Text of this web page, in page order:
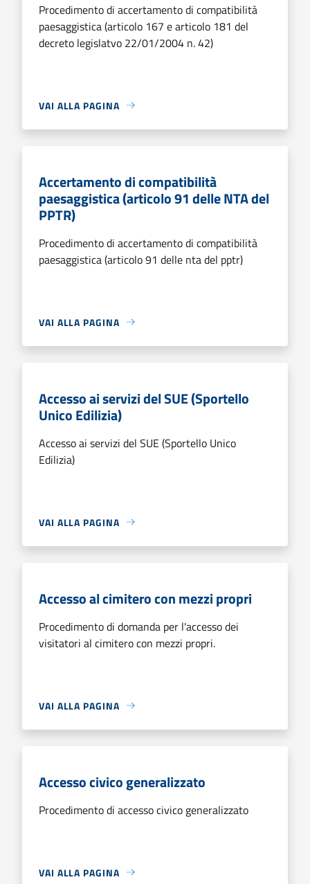
Procedimento di accertamento di compatibilità
paesaggistica (articolo 167 e articolo 181 del
decreto legislatvo 22/01/2004 n. 42)
VAI ALLA PAGINA
Accertamento di compatibilità
paesaggistica (articolo 91 delle NTA del
PPTR)
Procedimento di accertamento di compatibilità
paesaggistica (articolo 91 delle nta del pptr)
VAI ALLA PAGINA
Accesso ai servizi del SUE (Sportello
Unico Edilizia)
Accesso ai servizi del SUE (Sportello Unico
Edilizia)
VAI ALLA PAGINA
Accesso al cimitero con mezzi propri
Procedimento di domanda per l'accesso dei
visitatori al cimitero con mezzi propri.
VAI ALLA PAGINA
Accesso civico generalizzato
Procedimento di accesso civico generalizzato
VAI ALLA PAGINA